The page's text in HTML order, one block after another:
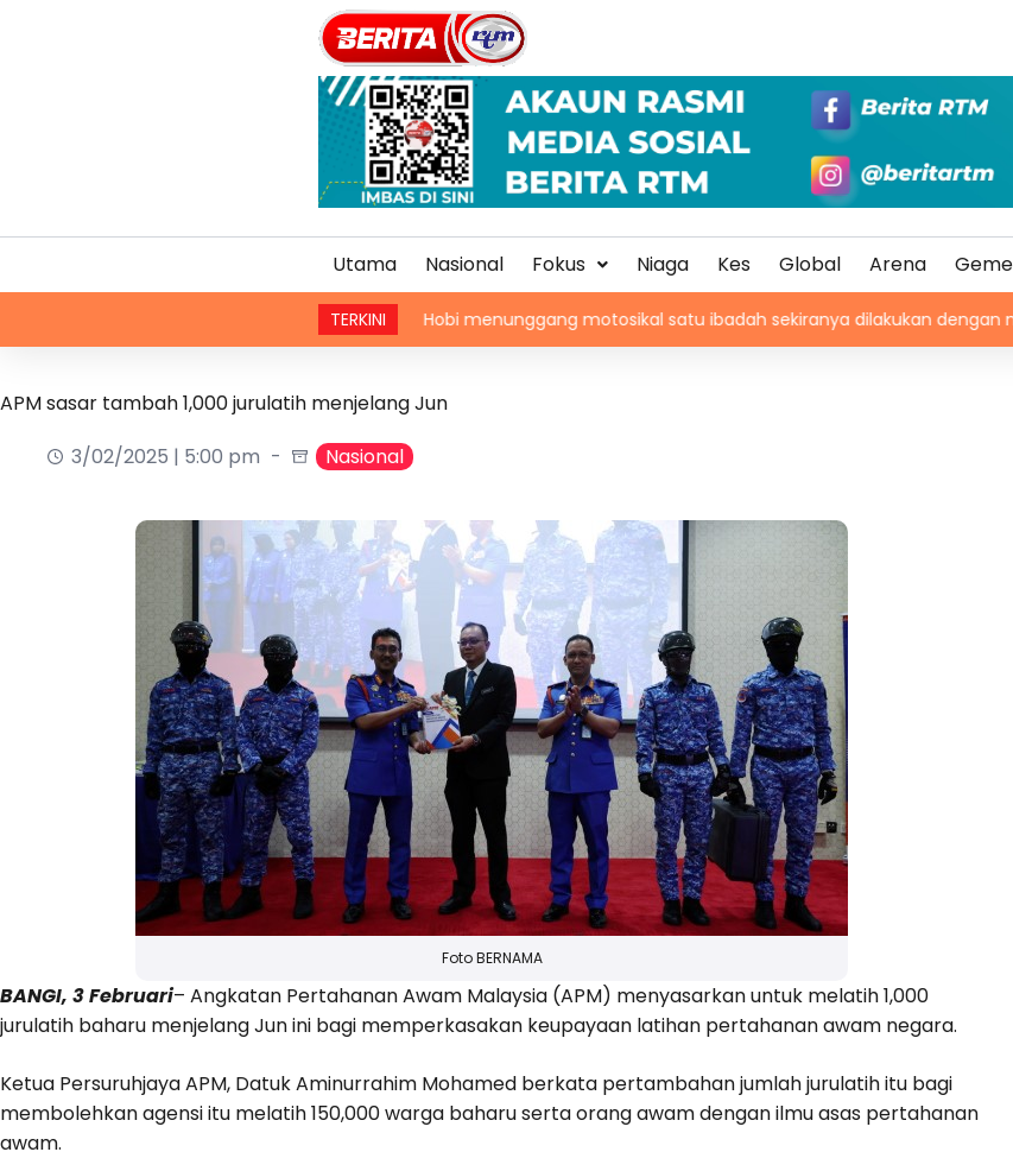
Utama Nasional Fokus Niaga Kes Global Arena
TERKINI
Hobi menunggang motosikal satu ibadah sekiranya dilakukan dengan niat dan cara
APM sasar tambah 1,000 jurulatih menjelang Jun
3/02/2025 | 5:00 pm
Nasional
Foto BERNAMA
BANGI, 3 Februari– Angkatan Pertahanan Awam Malaysia (APM) menyasarkan untuk melatih 1,000
jurulatih baharu menjelang Jun ini bagi memperkasakan keupayaan latihan pertahanan awam negara.
Ketua Persuruhjaya APM, Datuk Aminurrahim Mohamed berkata pertambahan jumlah jurulatih itu bagi
membolehkan agensi itu melatih 150,000 warga baharu serta orang awam dengan ilmu asas pertahanan
awam.